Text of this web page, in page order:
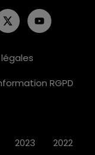
RGPD
2023 2022